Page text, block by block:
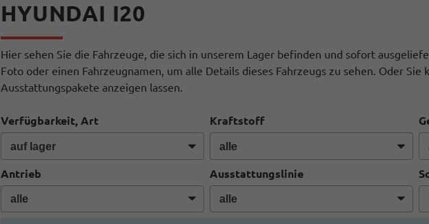
HYUNDAI I20
Hier sehen Sie die Fahrzeuge, die sich in unserem Lager befinden und sofort
Foto oder einen Fahrzeugnamen, um alle Details dieses Fahrzeugs zu sehen. Oder
Ausstattungspakete anzeigen lassen.
Verfügbarkeit, Art Kraftstoff
Antrieb Ausstattungslinie